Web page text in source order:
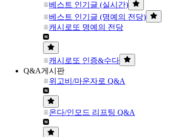
베스트 인기글 (실시간)
베스트 인기글 (명예의 전당)
캐시로또 명예의 전당
캐시로또 인증&수다
Q&A게시판
위고비/마운자로 Q&A
온다/인모드 리프팅 Q&A